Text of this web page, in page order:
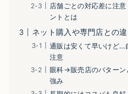
店舗ごとの対応差に注
ントとは
ネット購入や専門店との違
通販は安くて早いけど…
注意
眼科→販売店のパターン
強み